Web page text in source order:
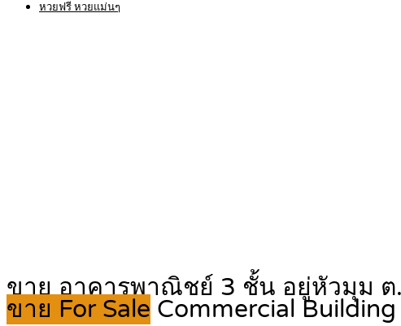
หวยฟรี หวยแม่นๆ
ขาย อาคารพาณิชย์ 3 ชั้น อยู่หัวมุม ต.
ขาย For Sale Commercial Building